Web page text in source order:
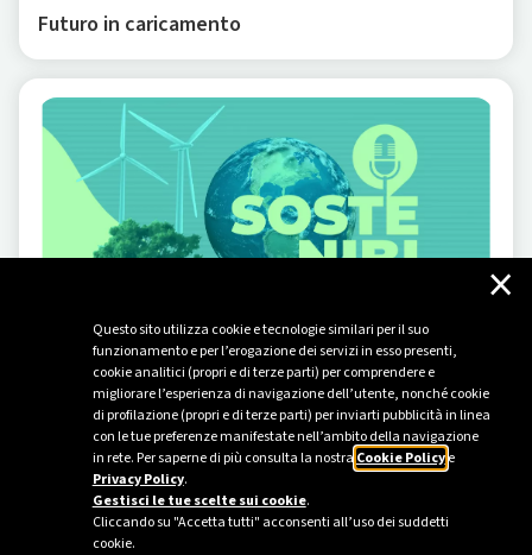
Questo sito utilizza cookie e tecnologie similari per il suo
funzionamento e per l’erogazione dei servizi in esso presenti,
cookie analitici (propri e di terze parti) per comprendere e
migliorare l’esperienza di navigazione dell’utente, nonché cookie
di profilazione (propri e di terze parti) per inviarti pubblicità in linea
con le tue preferenze manifestate nell’ambito della navigazione
in rete. Per saperne di più consulta la nostra Cookie Policye
Privacy Policy.
Gestisci le tue scelte sui cookie.
Cliccando su "Accetta tutti" acconsenti all’uso dei suddetti
cookie.
×
Futuro in caricamento
PODCAST-03/07/2024
Sostenibilità on air